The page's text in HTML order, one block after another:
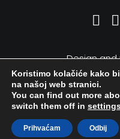
Design
Koristimo kolačiće kako
na našoj web stranici.
You can find out more
switch them off in
Prihvaćam Odbij